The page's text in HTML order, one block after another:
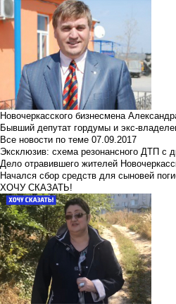
Новочеркасского бизнесмена
Бывший депутат гордумы и экс-
Все новости по теме 07.09.2017
Эксклюзив: схема резонансного ДТП с
Дело отравившего жителей
Начался сбор средств для сыновей
ХОЧУ СКАЗАТЬ!